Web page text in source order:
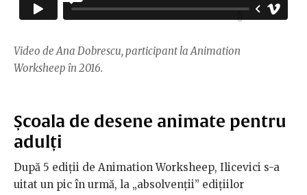
Video de Ana Dobrescu, participant la Animation
Worksheep în 2016.
Școala de desene animate pentru
adulți
După 5 ediții de Animation Worksheep, Ilicevici s-a
uitat un pic în urmă, la „absolvenții” edițiilor